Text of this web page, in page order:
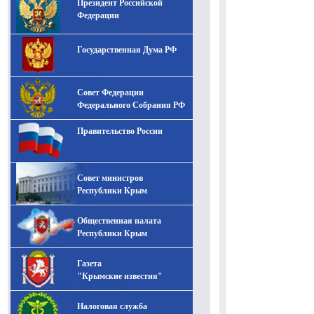
-- Лучшее, что можно сделать с хорошим советом, это
пропустить его мимо ушей. Он никогда не бывает
полезен никому, кроме того, кто его дал.
-- Люблю давать советы и очень не люблю, когда их
дают мне.
Президент Российской
Федерации
Государственная Дума РФ
Совет Федерации
Федерального Собрания РФ
Правительство России
Совет министров
Республики Крым
Общественная палата
Республики Крым
Газета
"Крымские известия"
Налоговая служба